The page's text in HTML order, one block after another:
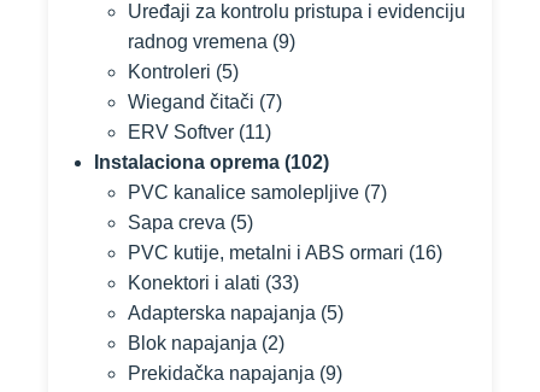
Uređaji za kontrolu pristupa i evidenciju
radnog vremena (9)
Kontroleri (5)
Wiegand čitači (7)
ERV Softver (11)
Instalaciona oprema (102)
PVC kanalice samolepljive (7)
Sapa creva (5)
PVC kutije, metalni i ABS ormari (16)
Konektori i alati (33)
Adapterska napajanja (5)
Blok napajanja (2)
Prekidačka napajanja (9)